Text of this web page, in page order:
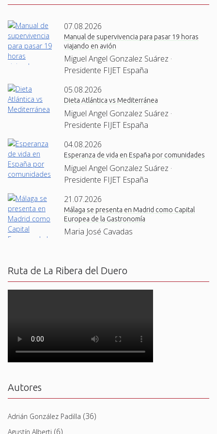
07.08.2026
Manual de supervivencia para pasar 19 horas
viajando en avión
Miguel Angel Gonzalez Suárez ·
Presidente FIJET España
05.08.2026
Dieta Atlántica vs Mediterránea
Miguel Angel Gonzalez Suárez ·
Presidente FIJET España
04.08.2026
Esperanza de vida en España por comunidades
Miguel Angel Gonzalez Suárez ·
Presidente FIJET España
21.07.2026
Málaga se presenta en Madrid como Capital
Europea de la Gastronomía
Maria José Cavadas
Ruta de La Ribera del Duero
Autores
Adrián González Padilla (36)
Agustín Alberti (6)